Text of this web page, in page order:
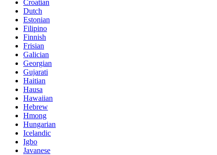
Croatian
Dutch
Estonian
Filipino
Finnish
Frisian
Galician
Georgian
Gujarati
Haitian
Hausa
Hawaiian
Hebrew
Hmong
Hungarian
Icelandic
Igbo
Javanese